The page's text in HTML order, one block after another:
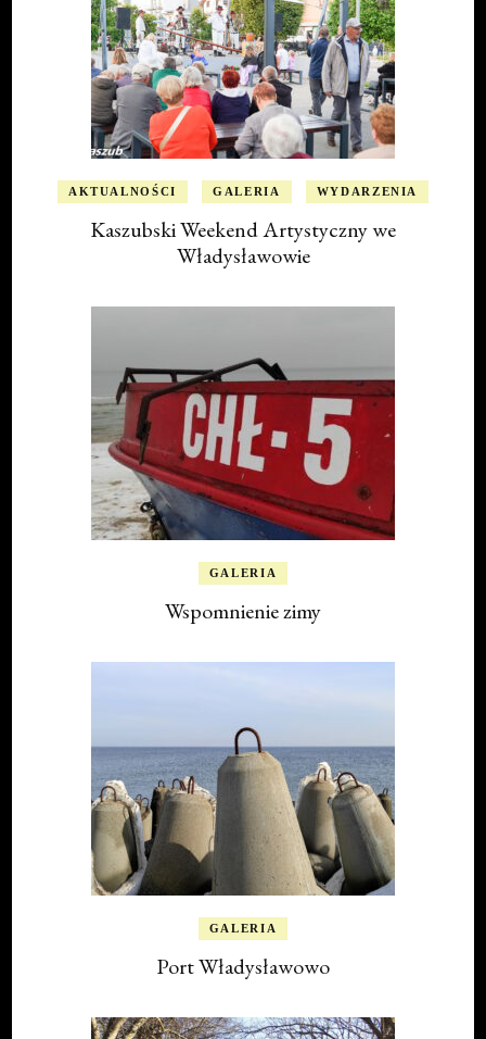
AKTUALNOŚCI GALERIA WYDARZENIA
Kaszubski Weekend Artystyczny we
Władysławowie
GALERIA
Wspomnienie zimy
GALERIA
Port Władysławowo